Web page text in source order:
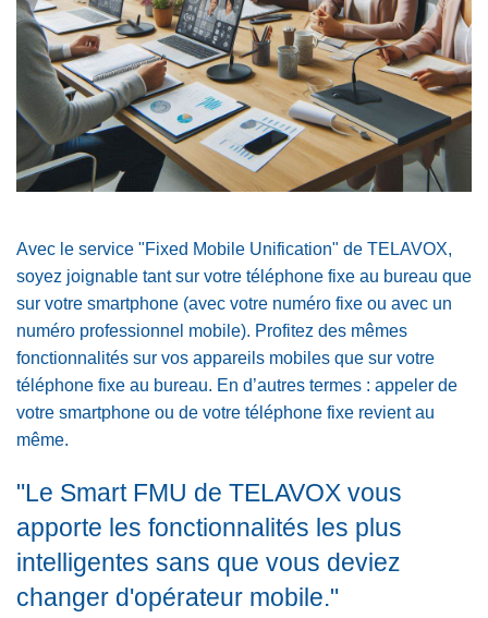
Avec le service "Fixed Mobile Unification" de TELAVOX,
soyez joignable tant sur votre téléphone fixe au bureau que
sur votre smartphone (avec votre numéro fixe ou avec un
numéro professionnel mobile). Profitez des mêmes
fonctionnalités sur vos appareils mobiles que sur votre
téléphone fixe au bureau. En d’autres termes : appeler de
votre smartphone ou de votre téléphone fixe revient au
même.
"Le Smart FMU de TELAVOX vous
apporte les fonctionnalités les plus
intelligentes sans que vous deviez
changer d'opérateur mobile."